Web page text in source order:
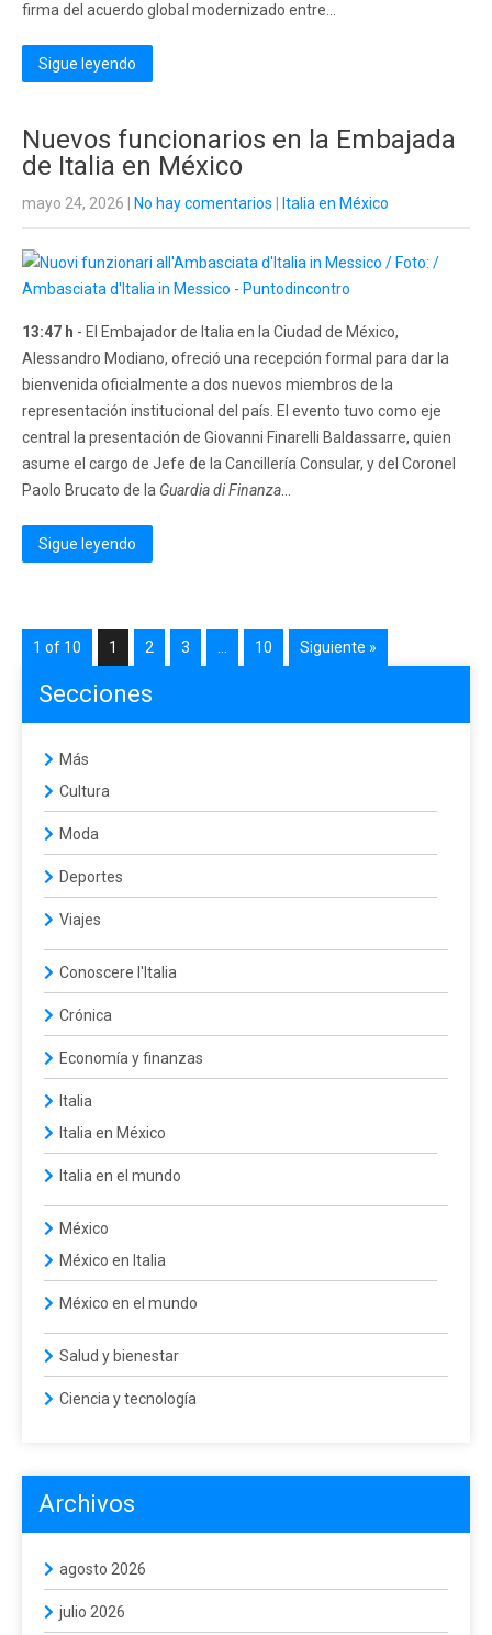
firma del acuerdo global modernizado entre...
Sigue leyendo
Nuevos funcionarios en la Embajada
de Italia en México
mayo 24, 2026 No hay comentarios Italia en México
13:47 h - El Embajador de Italia en la Ciudad de México,
Alessandro Modiano, ofreció una recepción formal para dar la
bienvenida oficialmente a dos nuevos miembros de la
representación institucional del país. El evento tuvo como eje
central la presentación de Giovanni Finarelli Baldassarre, quien
asume el cargo de Jefe de la Cancillería Consular, y del Coronel
Paolo Brucato de la Guardia di Finanza
Sigue leyendo
1 of 10 1 2 3 10 Siguiente »
Secciones
Más
Cultura
Moda
Deportes
Viajes
Conoscere l'Italia
Crónica
Economía y finanzas
Italia
Italia en México
Italia en el mundo
México
México en Italia
México en el mundo
Salud y bienestar
Ciencia y tecnología
Archivos
agosto 2026
julio 2026